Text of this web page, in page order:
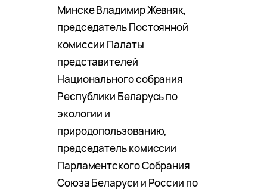
Минске Владимир Жевняк,
председатель Постоянной
комиссии Палаты
представителей
Национального собрания
Республики Беларусь по
экологии и
природопользованию,
председатель комиссии
Парламентского Собрания
Союза Беларуси и России по